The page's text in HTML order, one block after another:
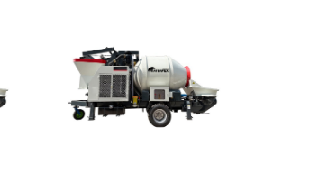
Poder
88 KW
Salida